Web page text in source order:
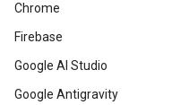
Chrome
Firebase
Google AI Studio
Google Antigravity